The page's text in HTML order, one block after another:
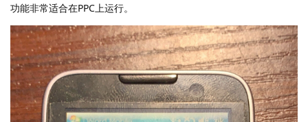
功能非常适合在PPC上运行。